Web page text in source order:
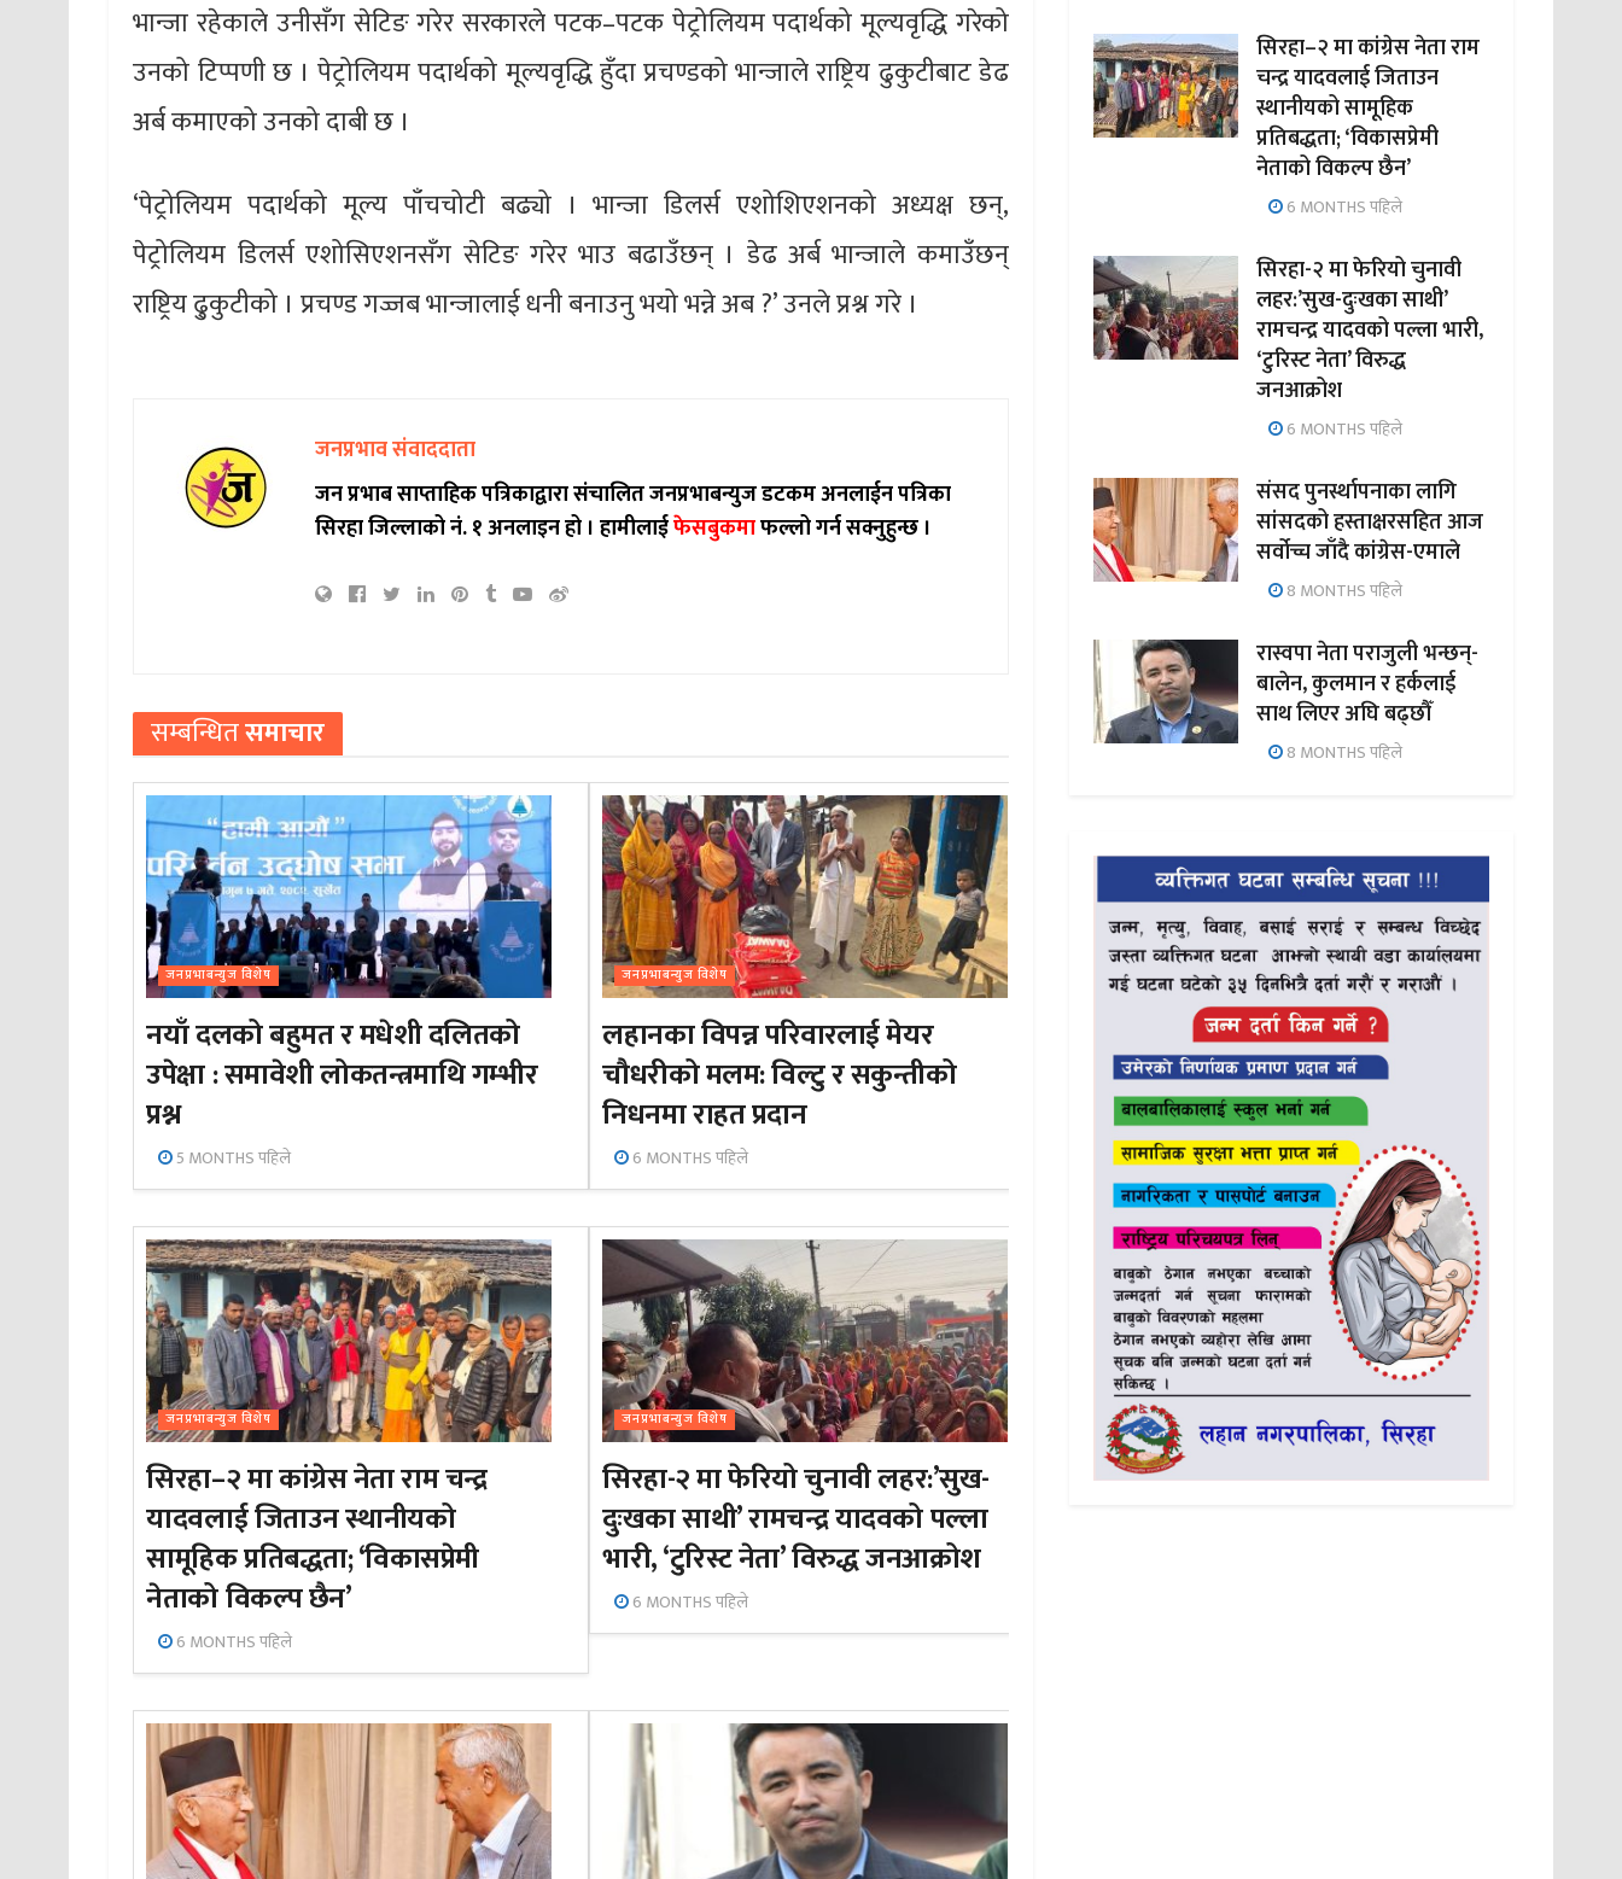
भान्जा रहेकाले उनीसँग सेटिङ गरेर सरकारले पटक–पटक पेट्रोलियम पदार्थको मूल्यवृद्धि गरेको
उनको टिप्पणी छ । पेट्रोलियम पदार्थको मूल्यवृद्धि हुँदा प्रचण्डको भान्जाले राष्ट्रिय ढुकुटीबाट डेढ
अर्ब कमाएको उनको दाबी छ ।
‘पेट्रोलियम पदार्थको मूल्य पाँचचोटी बढ्यो । भान्जा डिलर्स एशोशिएशनको अध्यक्ष छन्,
पेट्रोलियम डिलर्स एशोसिएशनसँग सेटिङ गरेर भाउ बढाउँछन् । डेढ अर्ब भान्जाले कमाउँछन्
राष्ट्रिय ढु्कुटीको । प्रचण्ड गज्जब भान्जालाई धनी बनाउनु भयो भन्ने अब ?’ उनले प्रश्न गरे ।
जनप्रभाव संवाददाता
जन प्रभाब साप्ताहिक पत्रिकाद्वारा संचालित जनप्रभाबन्युज डटकम अनलाईन पत्रिका
सिरहा जिल्लाको नं. १ अनलाइन हो ।हामीलाईफेसबुकमाफल्लो गर्न सक्नुहुन्छ ।
सम्बन्धितसमाचार
जनप्रभाबन्युज विशेष
नयाँ दलको बहुमत र मधेशी दलितको
उपेक्षा : समावेशी लोकतन्त्रमाथि गम्भीर
प्रश्न
5 MONTHS पहिले
जनप्रभाबन्युज विशेष
लहानका विपन्न परिवारलाई मेयर
चौधरीको मलम: विल्टु र सकुन्तीको
निधनमा राहत प्रदान
6 MONTHS पहिले
जनप्रभाबन्युज विशेष
सिरहा–२ मा कांग्रेस नेता राम चन्द्र
यादवलाई जिताउन स्थानीयको
सामूहिक प्रतिबद्धता; ‘विकासप्रेमी
नेताको विकल्प छैन’
6 MONTHS पहिले
जनप्रभाबन्युज विशेष
सिरहा-२ मा फेरियो चुनावी लहर:’सुख-
दुःखका साथी’ रामचन्द्र यादवको पल्ला
भारी, ‘टुरिस्ट नेता’ विरुद्ध जनआक्रोश
6 MONTHS पहिले
सिरहा–२ मा कांग्रेस नेता राम
चन्द्र यादवलाई जिताउन
स्थानीयको सामूहिक
प्रतिबद्धता; ‘विकासप्रेमी
नेताको विकल्प छैन’
6 MONTHS पहिले
सिरहा-२ मा फेरियो चुनावी
लहर:’सुख-दुःखका साथी’
रामचन्द्र यादवको पल्ला भारी,
‘टुरिस्ट नेता’ विरुद्ध
जनआक्रोश
6 MONTHS पहिले
संसद पुनर्स्थापनाका लागि
सांसदको हस्ताक्षरसहित आज
सर्वोच्च जाँदै कांग्रेस-एमाले
8 MONTHS पहिले
रास्वपा नेता पराजुली भन्छन्-
बालेन, कुलमान र हर्कलाई
साथ लिएर अघि बढ्छौँ
8 MONTHS पहिले